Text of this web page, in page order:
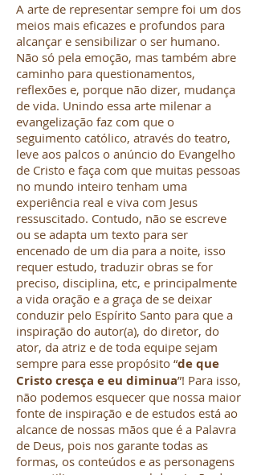
A arte de representar sempre foi um dos
meios mais eficazes e profundos para
alcançar e sensibilizar o ser humano.
Não só pela emoção, mas também abre
caminho para questionamentos,
reflexões e, porque não dizer, mudança
de vida. Unindo essa arte milenar a
evangelização faz com que o
seguimento católico, através do teatro,
leve aos palcos o anúncio do Evangelho
de Cristo e faça com que muitas pessoas
no mundo inteiro tenham uma
experiência real e viva com Jesus
ressuscitado. Contudo, não se escreve
ou se adapta um texto para ser
encenado de um dia para a noite, isso
requer estudo, traduzir obras se for
preciso, disciplina, etc, e principalmente
a vida oração e a graça de se deixar
conduzir pelo Espírito Santo para que a
inspiração do autor(a), do diretor, do
ator, da atriz e de toda equipe sejam
sempre para esse propósito “de que
Cristo cresça e eu diminua”! Para isso,
não podemos esquecer que nossa maior
fonte de inspiração e de estudos está ao
alcance de nossas mãos que é a Palavra
de Deus, pois nos garante todas as
formas, os conteúdos e as personagens